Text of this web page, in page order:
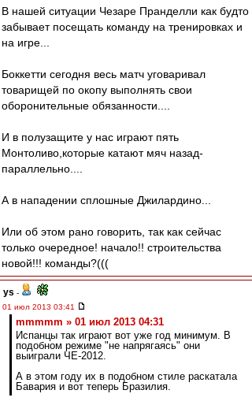
В нашей ситуации Чезаре Пранделли как будто
забывает посещать команду на тренировках и
на игре...
Боккетти сегодня весь матч уговаривал
товарищей по окопу выполнять свои
оборонительные обязанности....
И в полузащите у нас играют пять
Монтоливо,которые катают мяч назад-
параллельно....
А в нападении сплошные Джилардино...
Или об этом рано говорить, так как сейчас
только очередное! начало!! строительства
новой!!! команды?(((
ys -
01 июл 2013 03:41
mmmmm » 01 июл 2013 04:31
Испанцы так играют вот уже год минимум. В
подобном режиме "не напрягаясь" они
выиграли ЧЕ-2012.
А в этом году их в подобном стиле раскатала
Бавария и вот теперь Бразилия.